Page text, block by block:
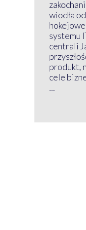
wiodła
systemu
centrali
produkt,
cele
...